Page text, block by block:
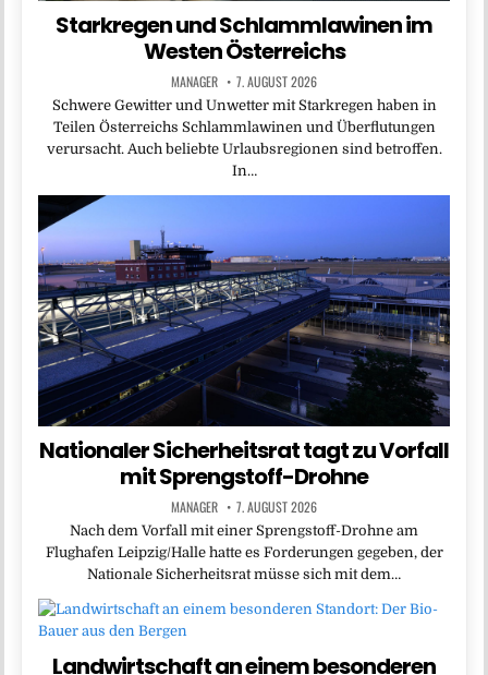
Starkregen und Schlammlawinen im
Westen Österreichs
MANAGER 7. AUGUST 2026
Schwere Gewitter und Unwetter mit Starkregen haben in
Teilen Österreichs Schlammlawinen und Überflutungen
verursacht. Auch beliebte Urlaubsregionen sind betroffen.
In…
Nationaler Sicherheitsrat tagt zu Vorfall
mit Sprengstoff-Drohne
MANAGER 7. AUGUST 2026
Nach dem Vorfall mit einer Sprengstoff-Drohne am
Flughafen Leipzig/Halle hatte es Forderungen gegeben, der
Nationale Sicherheitsrat müsse sich mit dem…
Landwirtschaft an einem besonderen